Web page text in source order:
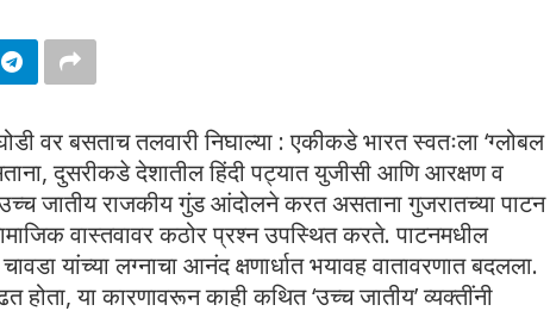
वर बसताच तलवारी निघाल्या : एकीकडे भारत स्वतःला ‘ग्लोबल
दुसरीकडे देशातील हिंदी पट्यात युजीसी आणि आरक्षण व
जातीय राजकीय गुंड आंदोलने करत असताना गुजरातच्या पाटन
वास्तवावर कठोर प्रश्न उपस्थित करते. पाटनमधील
यांच्या लग्नाचा आनंद क्षणार्धात भयावह वातावरणात बदलला.
या कारणावरून काही कथित ‘उच्च जातीय’ व्यक्तींनी